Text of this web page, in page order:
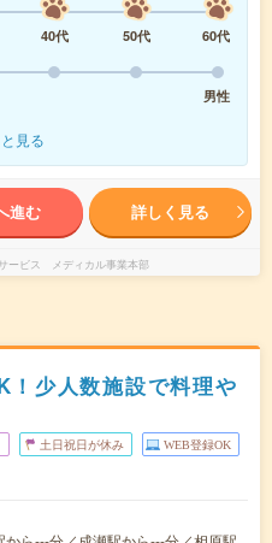
40代 50代
60代
男性
見る
進む 詳しく見る
ービス メディカル事業本部
！少人数施設で料理や
土日祝日が休み WEB登録OK